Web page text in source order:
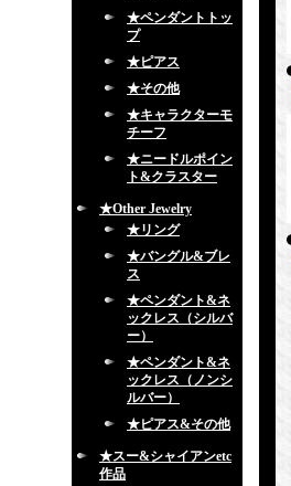
★ペンダントトッ
プ
★ピアス
★その他
★キャラクターモ
チーフ
★ニードルポイン
ト&クラスター
★Other Jewelry
★リング
★バングル&ブレ
ス
★ペンダント&ネ
ックレス（シルバ
ー）
★ペンダント&ネ
ックレス（ノンシ
ルバー）
★ピアス&その他
★スー&シャイアンetc
作品